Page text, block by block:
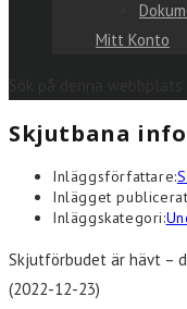
Mitt Konto
Skjutbana
Inläggsförfattare:
Inlägget
Inläggskategori:
Skjutförbudet är hävt –
(2022-12-23)